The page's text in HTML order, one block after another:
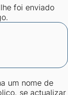
foi enviado
um nome de
se actualizar